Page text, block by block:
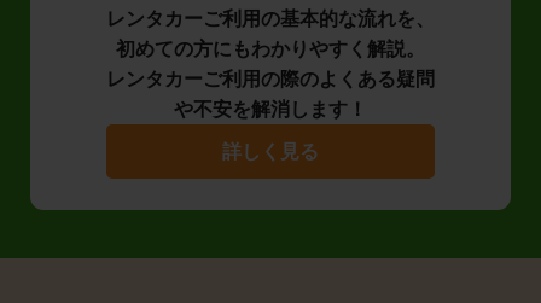
レンタカーご利用の基本的な流れを、
初めての方にもわかりやすく解説。
レンタカーご利用の際のよくある疑問
や不安を解消します！
詳しく見る